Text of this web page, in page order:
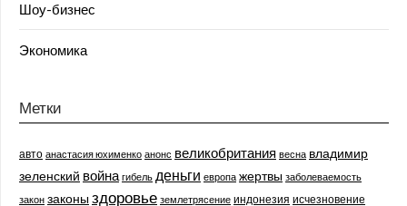
Шоу-бизнес
Экономика
Метки
авто анастасия юхименко анонс великобритания весна владимир
зеленский война гибель деньги европа жертвы заболеваемость
закон законыздоровье землетрясение индонезия исчезновение